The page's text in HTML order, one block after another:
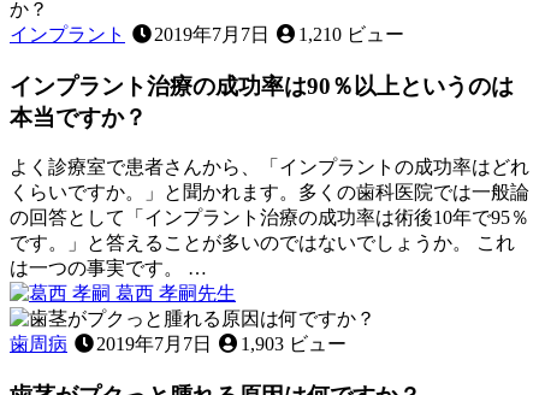
比
較
月
12
日
周
病
他
の
病
気
と
の
関
わ
り
インプラント 2019年7月7日 1,210 ビュー
インプラント治療の成功率は90％以上というのは
本当ですか？
よく診療室で患者さんから、「インプラントの成功率はどれ
くらいですか。」と聞かれます。多くの歯科医院では一般論
の回答として「インプラント治療の成功率は術後10年で95％
です。」と答えることが多いのではないでしょうか。 これ
は一つの事実です。 …
葛西 孝嗣先生
年
10
19
イ
ン
歯周病 2019年7月7日 1,903 ビュー